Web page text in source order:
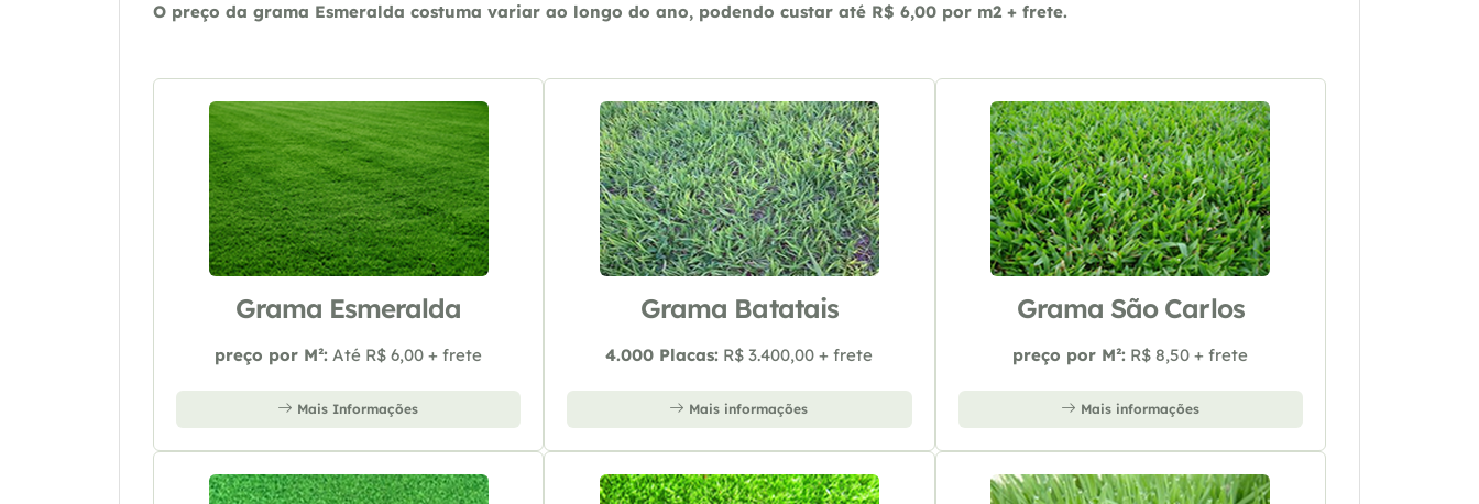
O preço da grama Esmeralda costuma variar ao longo do ano, podendo custar até R$ 6,00 por m2 + frete.
Grama Esmeralda
preço por M²: Até R$ 6,00 + frete
Mais Informações
Grama Batatais
4.000 Placas: R$ 3.400,00 + frete
Mais informações
Grama São Carlos
preço por M²: R$ 8,50 + frete
Mais informações